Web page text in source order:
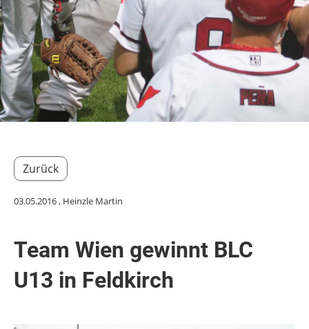
Zurück
03.05.2016, Heinzle Martin
Team Wien gewinnt BLC
U13 in Feldkirch